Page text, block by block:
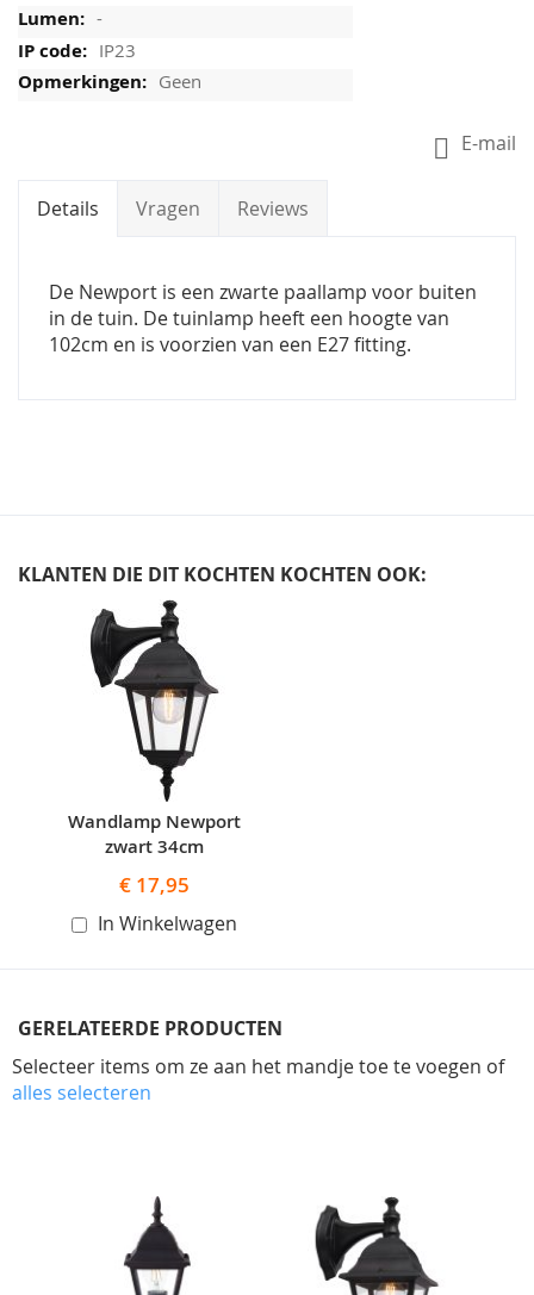
-
IP23
Geen
E-mail
Details Vragen Reviews
De Newport is een zwarte paallamp voor buiten
in de tuin. De tuinlamp heeft een hoogte van
102cm en is voorzien van een E27 fitting.
KLANTEN DIE DIT KOCHTEN KOCHTEN OOK:
carousel
Wandlamp Newport
zwart 34cm
€ 17,95
In Winkelwagen
GERELATEERDE PRODUCTEN
Selecteer items om ze aan het mandje toe te voegen of
alles selecteren